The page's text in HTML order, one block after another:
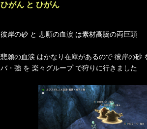
ひがん と ひがん
彼岸の砂 と 悲願の血涙 は素材高騰の両巨頭
悲願の血涙 はかなり在庫があるので 彼岸の砂
バ・強 を 楽々グループ で狩りに行きました